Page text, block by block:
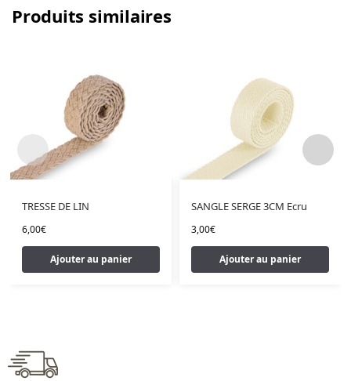
Produits similaires
TRESSE DE LIN
6,00€
Ajouter au panier
SANGLE SERGE 3CM Ecru
3,00€
Ajouter au panier